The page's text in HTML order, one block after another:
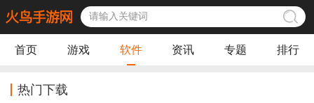
首页 游戏 软件 资讯 专题 排行
热门下载